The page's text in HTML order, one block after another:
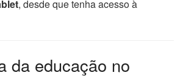
, desde que tenha acesso à
da educação no